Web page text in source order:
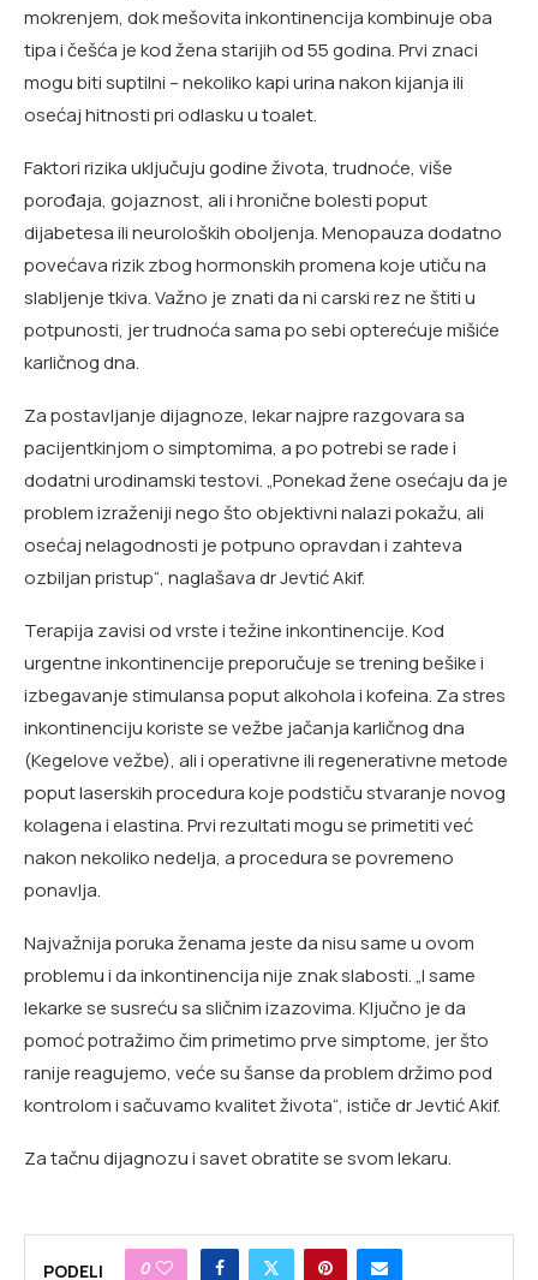
mokrenjem, dok mešovita inkontinencija kombinuje oba
tipa i češća je kod žena starijih od 55 godina. Prvi znaci
mogu biti suptilni – nekoliko kapi urina nakon kijanja ili
osećaj hitnosti pri odlasku u toalet.
Faktori rizika uključuju godine života, trudnoće, više
porođaja, gojaznost, ali i hronične bolesti poput
dijabetesa ili neuroloških oboljenja. Menopauza dodatno
povećava rizik zbog hormonskih promena koje utiču na
slabljenje tkiva. Važno je znati da ni carski rez ne štiti u
potpunosti, jer trudnoća sama po sebi opterećuje mišiće
karličnog dna.
Za postavljanje dijagnoze, lekar najpre razgovara sa
pacijentkinjom o simptomima, a po potrebi se rade i
dodatni urodinamski testovi. „Ponekad žene osećaju da je
problem izraženiji nego što objektivni nalazi pokažu, ali
osećaj nelagodnosti je potpuno opravdan i zahteva
ozbiljan pristup“, naglašava dr Jevtić Akif.
Terapija zavisi od vrste i težine inkontinencije. Kod
urgentne inkontinencije preporučuje se trening bešike i
izbegavanje stimulansa poput alkohola i kofeina. Za stres
inkontinenciju koriste se vežbe jačanja karličnog dna
(Kegelove vežbe), ali i operativne ili regenerativne metode
poput laserskih procedura koje podstiču stvaranje novog
kolagena i elastina. Prvi rezultati mogu se primetiti već
nakon nekoliko nedelja, a procedura se povremeno
ponavlja.
Najvažnija poruka ženama jeste da nisu same u ovom
problemu i da inkontinencija nije znak slabosti. „I same
lekarke se susreću sa sličnim izazovima. Ključno je da
pomoć potražimo čim primetimo prve simptome, jer što
ranije reagujemo, veće su šanse da problem držimo pod
kontrolom i sačuvamo kvalitet života“, ističe dr Jevtić Akif.
Za tačnu dijagnozu i savet obratite se svom lekaru.
PODELI 0